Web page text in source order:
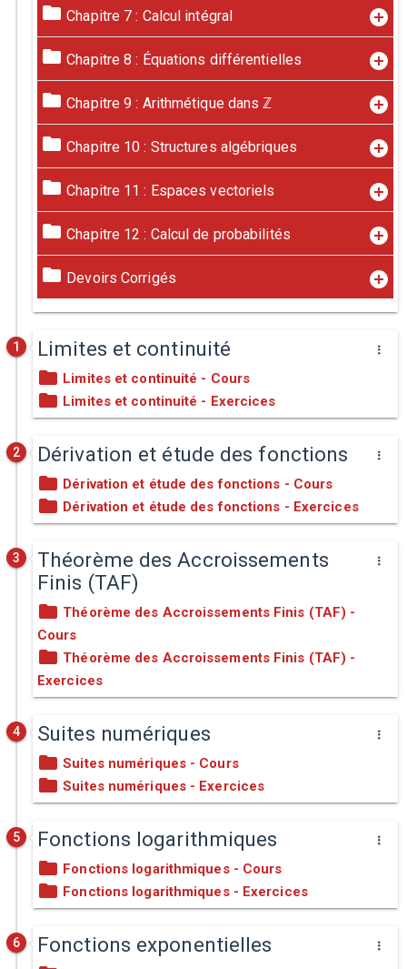
Chapitre 7 : Calcul intégral
Chapitre 8 : Équations différentielles
Chapitre 9 : Arithmétique dansℤ
Chapitre 10 : Structures algébriques
Chapitre 11 : Espaces vectoriels
Chapitre 12 : Calcul de probabilités
Devoirs Corrigés
1 Limites et continuité
Limites et continuité - Cours
Limites et continuité - Exercices
2 Dérivation et étude des fonctions
Dérivation et étude des fonctions - Cours
Dérivation et étude des fonctions - Exercices
3
Théorème des Accroissements
Finis (TAF)
Théorème des Accroissements Finis (TAF) -
Cours
Théorème des Accroissements Finis (TAF) -
Exercices
4 Suites numériques
Suites numériques - Cours
Suites numériques - Exercices
5 Fonctions logarithmiques
Fonctions logarithmiques - Cours
Fonctions logarithmiques - Exercices
6 Fonctions exponentielles